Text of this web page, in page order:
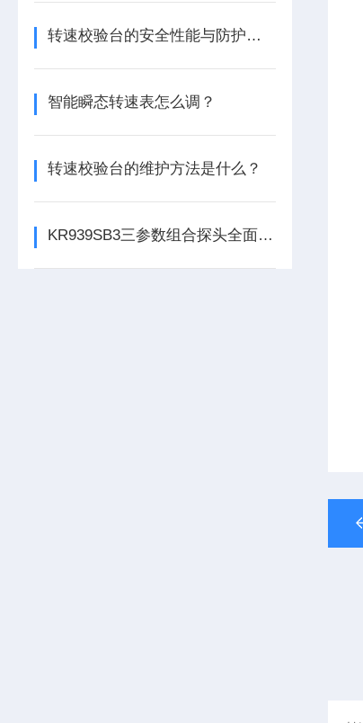
转速校验台的安全性能与防护措施
智能瞬态转速表怎么调？
转速校验台的维护方法是什么？
KR939SB3三参数组合探头全面解析